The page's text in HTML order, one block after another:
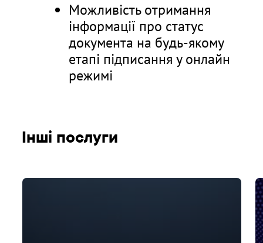
Можливість отримання
інформації про статус
документа на будь-якому
етапі підписання у онлайн
режимі
Інші послуги